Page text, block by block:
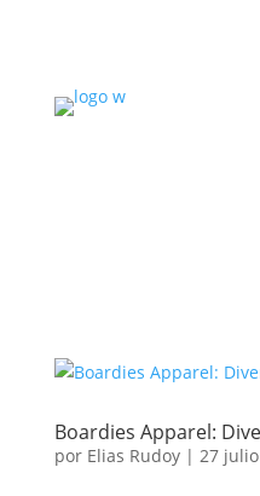
Boardies Apparel:
por Elias Rudoy| 27